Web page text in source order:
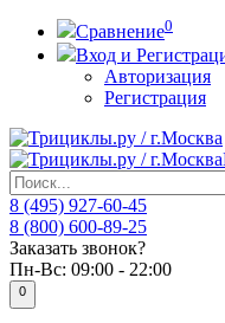
Сравнение0
Вход и
Авторизация
Регистрация
8 (495) 927-60-45
8 (800) 600-89-25
Заказать звонок?
Пн-Вс: 09:00 - 22:00
0